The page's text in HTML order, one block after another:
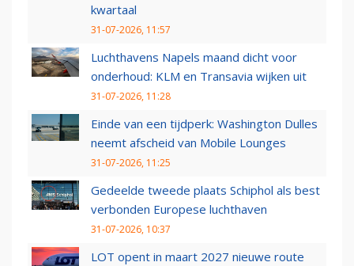
kwartaal
31-07-2026, 11:57
Luchthavens Napels maand dicht voor
onderhoud: KLM en Transavia wijken uit
31-07-2026, 11:28
Einde van een tijdperk: Washington Dulles
neemt afscheid van Mobile Lounges
31-07-2026, 11:25
Gedeelde tweede plaats Schiphol als best
verbonden Europese luchthaven
31-07-2026, 10:37
LOT opent in maart 2027 nieuwe route